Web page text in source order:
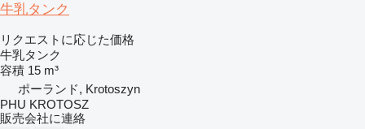
牛乳タンク
リクエストに応じた価格
牛乳タンク
容積 15 m³
ポーランド, Krotoszyn
PHU KROTOSZ
販売会社に連絡